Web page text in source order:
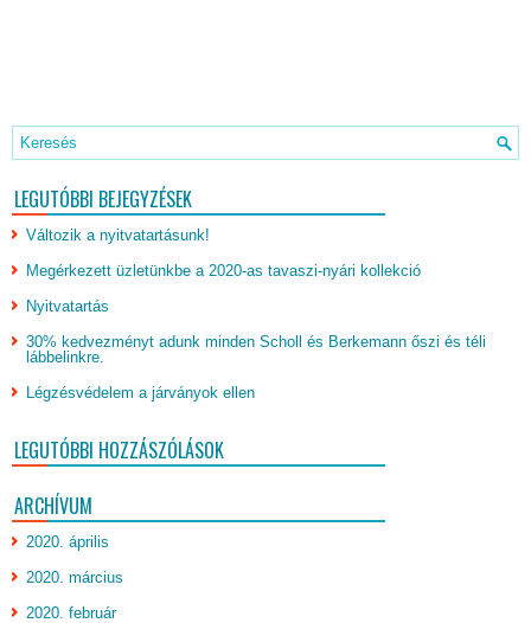
LEGUTÓBBI BEJEGYZÉSEK
Változik a nyitvatartásunk!
Megérkezett üzletünkbe a 2020-as tavaszi-nyári kollekció
Nyitvatartás
30% kedvezményt adunk minden Scholl és Berkemann őszi és téli
lábbelinkre.
Légzésvédelem a járványok ellen
LEGUTÓBBI HOZZÁSZÓLÁSOK
ARCHÍVUM
2020. április
2020. március
2020. február